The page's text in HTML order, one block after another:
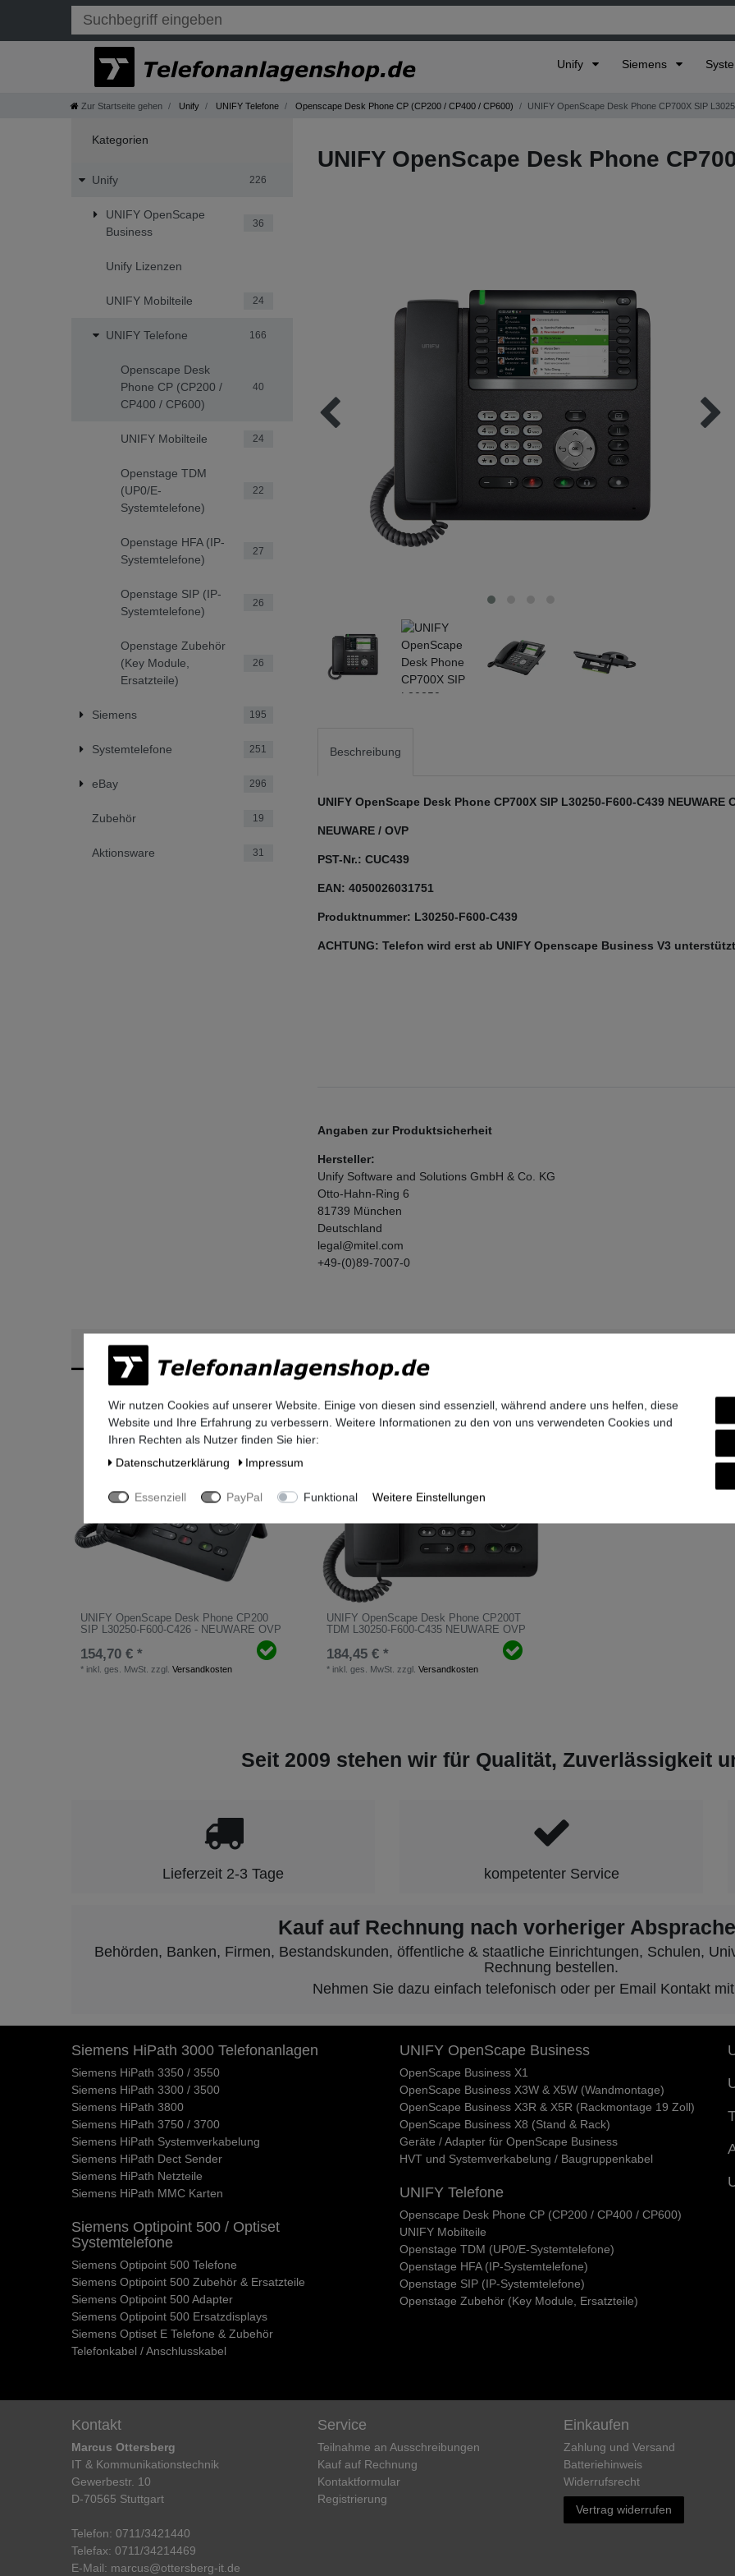
Unify Siemens
Zur Startseite gehen Unify UNIFY Telefone Openscape Desk Phone CP (CP200 / CP400 / CP600) UNIFY OpenScape Desk Phone CP700X SIP
Kategorien
Unify 226
UNIFY OpenScape
Business
36
Unify Lizenzen
UNIFY Mobilteile 24
UNIFY Telefone 166
Openscape Desk
Phone CP (CP200 /
CP400 / CP600)
40
UNIFY Mobilteile 24
Openstage TDM
(UP0/E-
Systemtelefone)
22
Openstage HFA (IP-
Systemtelefone)
27
Openstage SIP (IP-
Systemtelefone)
26
Openstage Zubehör
(Key Module,
Ersatzteile)
26
Siemens 195
Systemtelefone 251
eBay 296
Zubehör 19
Aktionsware 31
UNIFY OpenScape Desk Phone
Beschreibung
UNIFY OpenScape Desk Phone CP700X SIP L30250-F600-C439 NEUWARE
NEUWARE / OVP
PST-Nr.: CUC439
EAN: 4050026031751
Produktnummer: L30250-F600-C439
ACHTUNG: Telefon wird erst ab UNIFY Openscape Business V3
Angaben zur Produktsicherheit
Hersteller:
Unify Software and Solutions GmbH & Co. KG
Otto-Hahn-Ring 6
81739 München
Deutschland
legal@mitel.com
+49-(0)89-7007-0
Ähnliche Artikel
UNIFY OpenScape Desk Phone CP200
SIP L30250-F600-C426 - NEUWARE OVP
154,70 € *
* inkl. ges. MwSt. zzgl.Versandkosten
UNIFY OpenScape Desk Phone CP200T
TDM L30250-F600-C435 NEUWARE OVP
184,45 € *
* inkl. ges. MwSt. zzgl.Versandkosten
Seit 2009 stehen wir für Qualität, Zuverlässigkeit
Lieferzeit 2-3 Tage kompetenter Service
Kauf auf Rechnung nach vorheriger
Behörden, Banken, Firmen, Bestandskunden, öffentliche & staatliche Einrichtungen, Schulen,
Rechnung bestellen.
Nehmen Sie dazu einfach telefonisch oder per Email Kontakt
Siemens HiPath 3000 Telefonanlagen
Siemens HiPath 3350 / 3550
Siemens HiPath 3300 / 3500
Siemens HiPath 3800
Siemens HiPath 3750 / 3700
Siemens HiPath Systemverkabelung
Siemens HiPath Dect Sender
Siemens HiPath Netzteile
Siemens HiPath MMC Karten
Siemens Optipoint 500 / Optiset
Systemtelefone
Siemens Optipoint 500 Telefone
Siemens Optipoint 500 Zubehör & Ersatzteile
Siemens Optipoint 500 Adapter
Siemens Optipoint 500 Ersatzdisplays
Siemens Optiset E Telefone & Zubehör
Telefonkabel / Anschlusskabel
UNIFY OpenScape Business
OpenScape Business X1
OpenScape Business X3W & X5W (Wandmontage)
OpenScape Business X3R & X5R (Rackmontage 19 Zoll)
OpenScape Business X8 (Stand & Rack)
Geräte / Adapter für OpenScape Business
HVT und Systemverkabelung / Baugruppenkabel
UNIFY Telefone
Openscape Desk Phone CP (CP200 / CP400 / CP600)
UNIFY Mobilteile
Openstage TDM (UP0/E-Systemtelefone)
Openstage HFA (IP-Systemtelefone)
Openstage SIP (IP-Systemtelefone)
Openstage Zubehör (Key Module, Ersatzteile)
Kontakt
Marcus Ottersberg
IT & Kommunikationstechnik
Gewerbestr. 10
D-70565 Stuttgart
Telefon: 0711/3421440
Telefax: 0711/34214469
E-Mail: marcus@ottersberg-it.de
Service
Teilnahme an Ausschreibungen
Kauf auf Rechnung
Kontaktformular
Registrierung
Einkaufen
Zahlung und Versand
Batteriehinweis
Widerrufs­recht
Vertrag widerrufen
Wir nutzen Cookies auf unserer Website. Einige von diesen sind essenziell, während andere uns helfen, diese
Website und Ihre Erfahrung zu verbessern. Weitere Informationen zu den von uns verwendeten Cookies und
Ihren Rechten als Nutzer finden Sie hier:
Daten­schutz­erklärung
Impressum
Essenziell PayPal Funktional Weitere Einstellungen